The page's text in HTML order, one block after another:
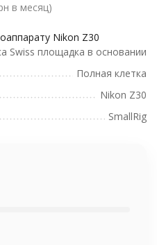
в месяц)
Nikon Z30
Swiss площадка в основании
Полная клетка
Nikon Z30
SmallRig